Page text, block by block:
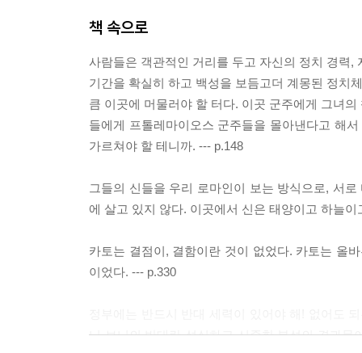
책 속으로
사람들은 객관적인 거리를 두고 자신의 정치 경력
기간을 확실히 하고 백성을 보듬고더 계몽된 정치
큼 이곳에 머물러야 할 터다. 이곳 군주에게 그녀
들에게 프톨레마이오스 군주들을 몰아낸다고 해
가르쳐야 할 테니까. --- p.148
그들의 신들을 우리 로마인이 보는 방식으로, 서
에 살고 있지 않다. 이곳에서 신은 태양이고 하늘
카토는 결점이, 결함이란 것이 없었다. 카토는 올
이었다. --- p.330
니 보니의 반대란 성실하고 신중한 분석의 결과